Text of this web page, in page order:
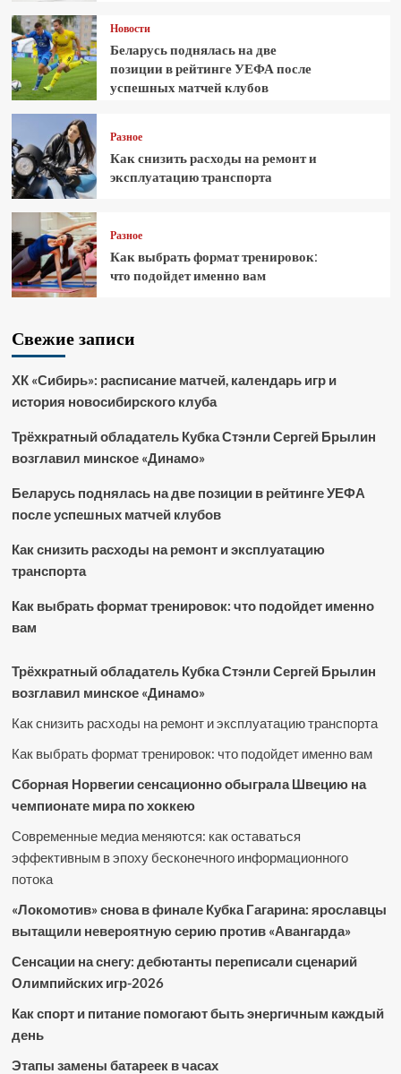
Новости
Беларусь поднялась на две
позиции в рейтинге УЕФА после
успешных матчей клубов
Разное
Как снизить расходы на ремонт и
эксплуатацию транспорта
Разное
Как выбрать формат тренировок:
что подойдет именно вам
Свежие записи
ХК «Сибирь»: расписание матчей, календарь игр и
история новосибирского клуба
Трёхкратный обладатель Кубка Стэнли Сергей Брылин
возглавил минское «Динамо»
Беларусь поднялась на две позиции в рейтинге УЕФА
после успешных матчей клубов
Как снизить расходы на ремонт и эксплуатацию
транспорта
Как выбрать формат тренировок: что подойдет именно
вам
Трёхкратный обладатель Кубка Стэнли Сергей Брылин
возглавил минское «Динамо»
Как снизить расходы на ремонт и эксплуатацию транспорта
Как выбрать формат тренировок: что подойдет именно вам
Сборная Норвегии сенсационно обыграла Швецию на
чемпионате мира по хоккею
Современные медиа меняются: как оставаться
эффективным в эпоху бесконечного информационного
потока
«Локомотив» снова в финале Кубка Гагарина: ярославцы
вытащили невероятную серию против «Авангарда»
Сенсации на снегу: дебютанты переписали сценарий
Олимпийских игр-2026
Как спорт и питание помогают быть энергичным каждый
день
Этапы замены батареек в часах